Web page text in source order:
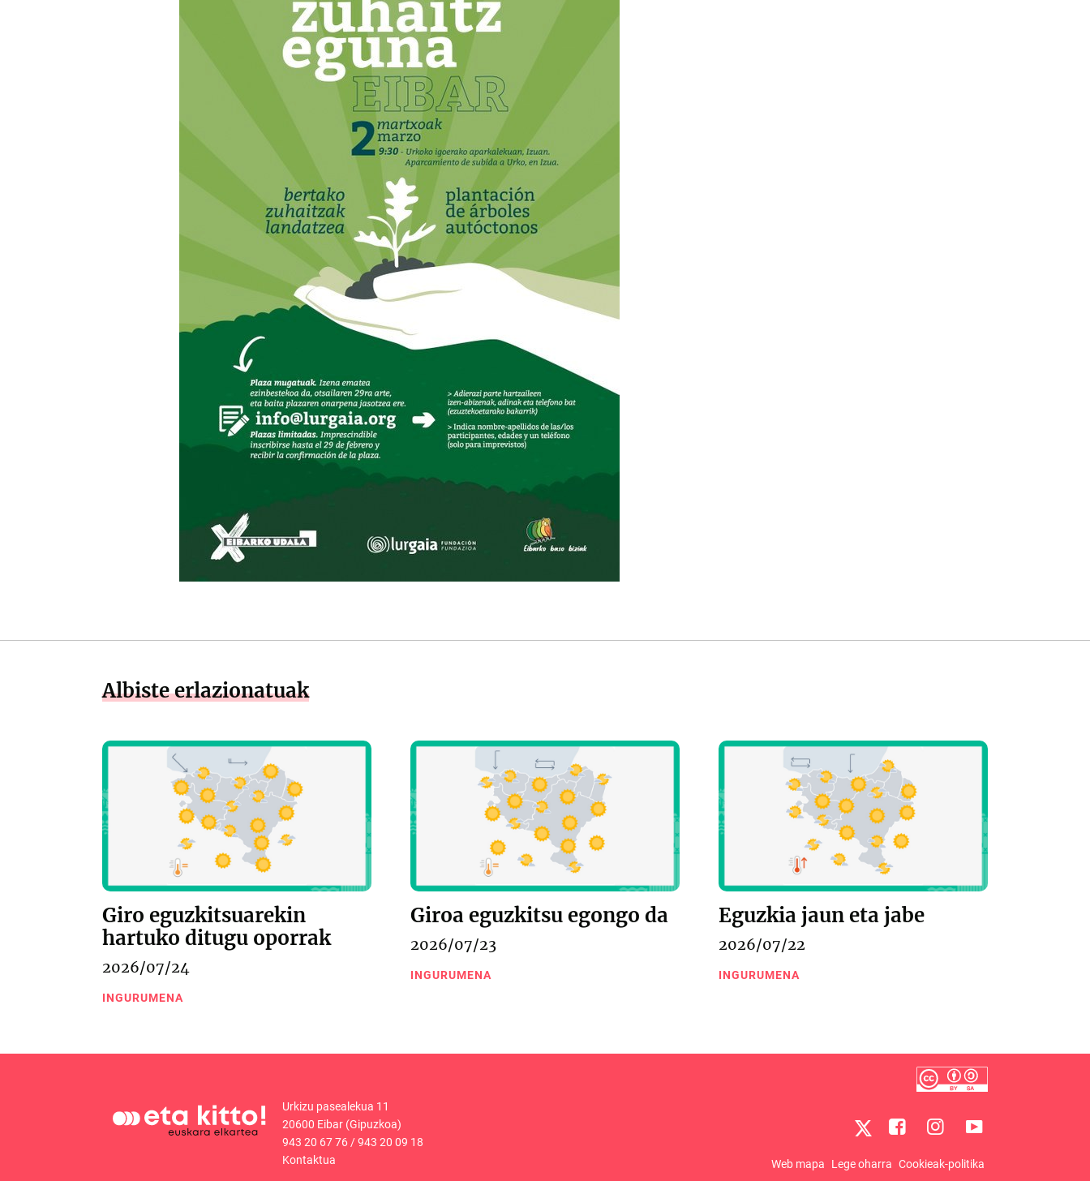
Albiste erlazionatuak
Giro eguzkitsuarekin
hartuko ditugu oporrak
2026/07/24
INGURUMENA
Giroa eguzkitsu egongo da
2026/07/23
INGURUMENA
Eguzkia jaun eta jabe
2026/07/22
INGURUMENA
Urkizu pasealekua 11
20600 Eibar (Gipuzkoa)
943 20 67 76/943 20 09 18
Kontaktua
Web mapa Lege oharra Cookieak-politika